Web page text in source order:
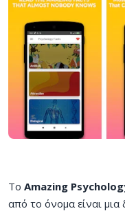
To Amazing
από το όνομα είναι